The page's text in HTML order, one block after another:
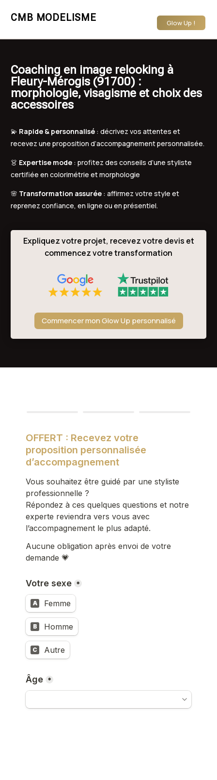
CMB MODELISME Glow Up !
Coaching en image relooking à
Fleury-Mérogis (91700) :
morphologie, visagisme et choix des
accessoires
💫 Rapide & personnalisé : décrivez vos attentes et
recevez une proposition d’accompagnement personnalisée.
👗 Expertise mode : profitez des conseils d’une styliste
certifiée en colorimétrie et morphologie
🌸 Transformation assurée : affirmez votre style et
reprenez confiance, en ligne ou en présentiel.
Expliquez votre projet, recevez votre devis et
commencez votre transformation
Commencer mon Glow Up personnalisé